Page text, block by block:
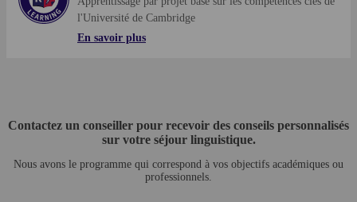
l'Université de Cambridge
En savoir plus
Contactez un conseiller pour recevoir des conseils personnalisés
sur votre séjour linguistique.
Nous avons le programme qui correspond à vos objectifs académiques ou
professionnels.